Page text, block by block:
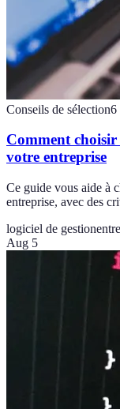
Conseils de sélection6
Comment
votre entreprise
Ce guide vous aide à
entreprise, avec des
logiciel de gestion
Aug 5